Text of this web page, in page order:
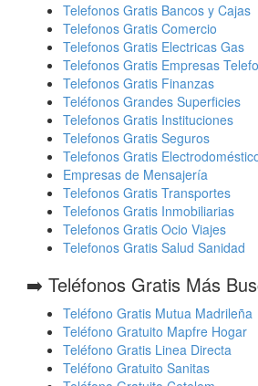
Telefonos Gratis Bancos y Cajas
Telefonos Gratis Comercio
Telefonos Gratis Electricas Gas
Telefonos Gratis Empresas
Telefonos Gratis Finanzas
Teléfonos Grandes Superficies
Telefonos Gratis Instituciones
Telefonos Gratis Seguros
Telefonos Gratis
Empresas de Mensajería
Telefonos Gratis Transportes
Telefonos Gratis Inmobiliarias
Telefonos Gratis Ocio Viajes
Telefonos Gratis Salud Sanidad
➡️ Teléfonos Gratis Más
Teléfono Gratis Mutua Madrileña
Teléfono Gratuito Mapfre Hogar
Teléfono Gratis Linea Directa
Teléfono Gratuito Sanitas